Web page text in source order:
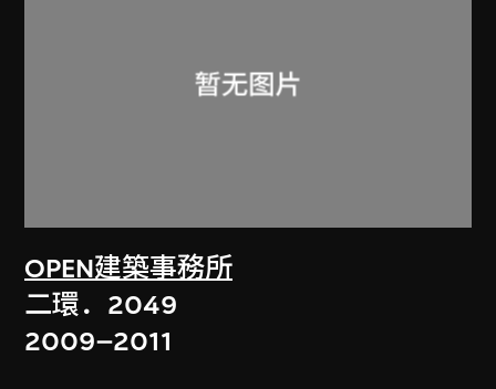
OPEN建築事務所
二環．2049
2009–2011